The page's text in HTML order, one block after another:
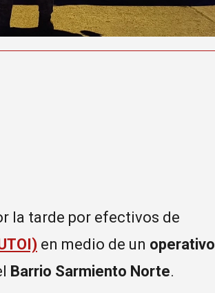
la tarde por efectivos de
en medio de un operativo
Barrio Sarmiento Norte.